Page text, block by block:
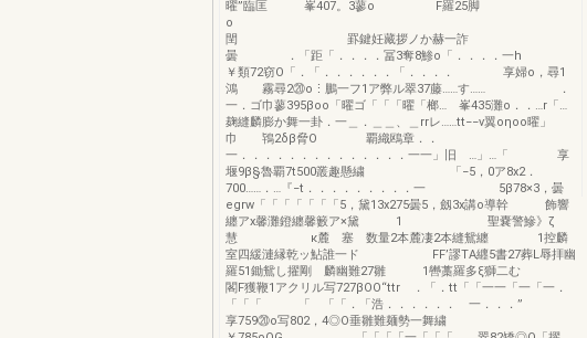
曜”臨匡 峯407。3蓼o F羅25脚
o
閏 罫鍵妊藏拶ノか赫一詐
曇 ．「距「．．．．冨3奪8鯵o「．．．．一h
￥類72窃O「．「．．．．．．「．．．． 享婦o，尋1
鴻 霧尋2⑳o⋮鵬一フ1ア弊ル翠37藤……す…… ．
一．ゴ巾蓼395βoo「曜ゴ「「「曜「榔… 峯435灘o．．…r「…
麹縫麟膨か舞一卦．一＿．＿＿、＿rrレ……tt−−v翼oηoo曜」
巾 鴇2δβ脅O 覇織鴎章．．
一．．．．．．．．．．．．．．一一」旧 …」…「 享
堰9β§魯覇7t500叢趣懸繍 「−5，0ア8x2．
700……．…『−t．．．．．．．．．一 5β78×3，曇
egrw「「「「「「「5，黛13x275曇5，劔3x講o導幹 飾響
纏アx馨灘鐙纏馨籔ア×黛 1 聖嚢警鰺》ζ
慧 κ麓 塞 数量2本麓凄2本縫鴛纏 1控麟
室四緩漣縁乾ッ鮎誰一ド FF’謬TA纒5書27葬L辱拝幽
羅51鋤鴛し擢剛 麟幽難27雛 1轡藁羅多ξ獅二む
閣F獲鞭1アクリル写727βOO“ttr ．「．tt「「一一「一「一．
「「「 「 「「．「浩．．．．．． 一．．．”
享759⑳o写802，4◎O垂雛難麺勢一舞繍